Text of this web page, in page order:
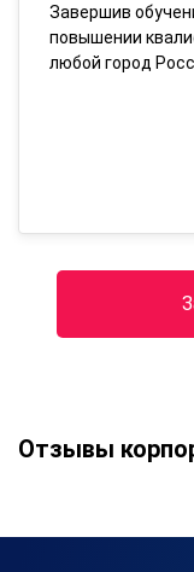
Завершив
повышении
любой город
Отзывы